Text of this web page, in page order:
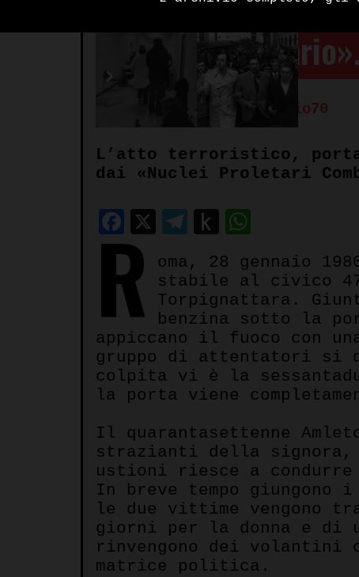
«Abbiamo
Redazione Spazio70
L’atto terroristico,
dai «Nuclei Proletari
Facebook
X Telegram
Push
Kindle
R oma, 28 gennaio
stabile al civico
Torpignattara.
benzina sotto la
appiccano il fuoco con
gruppo di attentatori si
colpita vi è la
la porta viene
Il quarantasettenne
strazianti della signora,
ustioni riesce a
In breve tempo
le due vittime vengono
giorni per la donna e di
rinvengono dei
matrice politica.